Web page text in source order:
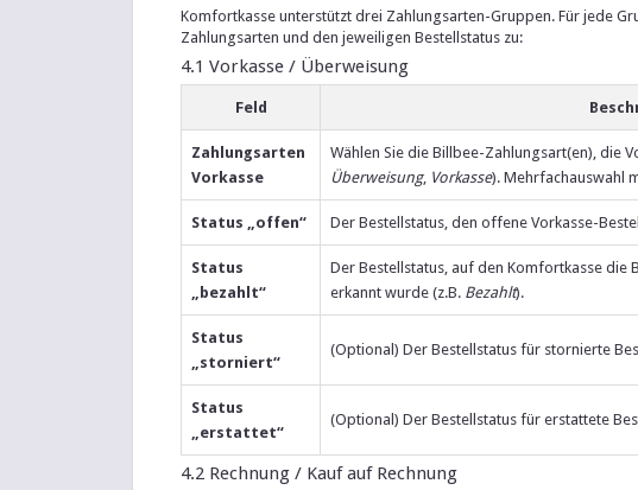
Komfortkasse unterstützt drei Zahlungsarten-Gruppen. Für jede
Zahlungsarten und den jeweiligen Bestellstatus zu:
4.1 Vorkasse / Überweisung
Feld
Zahlungsarten
Vorkasse
Wählen Sie die Billbee-Zahlungsart(en), die
Überweisung, Vorkasse). Mehrfachauswahl
Status „offen“ Der Bestellstatus, den offene Vorkasse-
Status
„bezahlt“
Der Bestellstatus, auf den Komfortkasse die
erkannt wurde (z.B. Bezahlt).
Status
„storniert“
(Optional) Der Bestellstatus für stornierte
Status
„erstattet“
(Optional) Der Bestellstatus für erstattete
4.2 Rechnung / Kauf auf Rechnung